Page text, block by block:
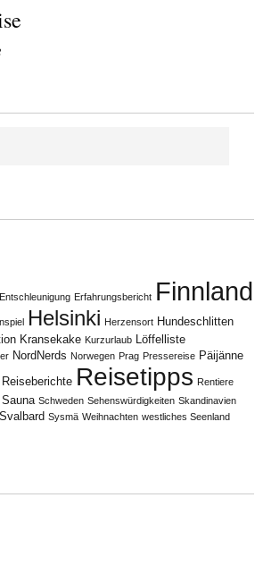
Entschleunigung Erfahrungsbericht Finnland
Helsinki Herzensort Hundeschlitten
Kransekake Kurzurlaub Löffelliste
NordNerds Norwegen Prag Pressereise Päijänne
Reiseberichte Reisetipps Rentiere
Sauna Schweden Sehenswürdigkeiten Skandinavien
Svalbard Sysmä Weihnachten westliches Seenland